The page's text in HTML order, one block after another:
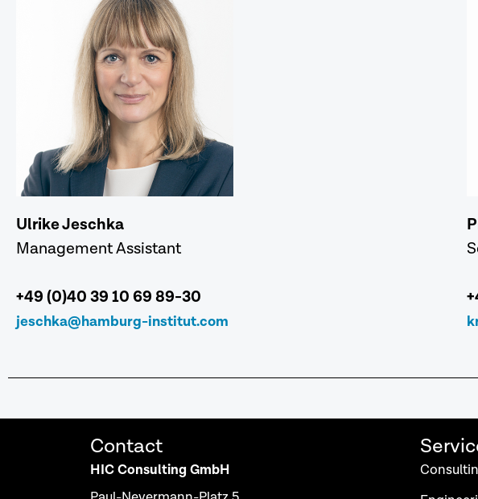
Ulrike Jeschka
Management Assistant
+49 (0)40 39 10 69 89-30
jeschka@hamburg-institut.com
Contact
HIC Consulting GmbH